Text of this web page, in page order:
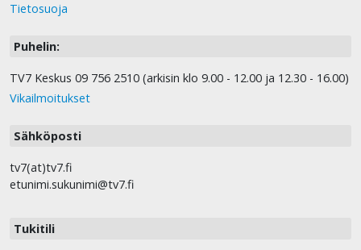
Tietosuoja
Puhelin:
TV7 Keskus 09 756 2510 (arkisin klo 9.00 - 12.00 ja 12.30 - 16.00)
Vikailmoitukset
Sähköposti
tv7(at)tv7.fi
etunimi.sukunimi@tv7.fi
Tukitili